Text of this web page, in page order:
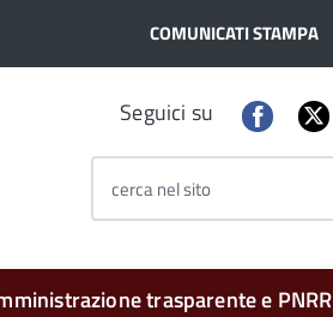
COMUNICATI STAMPA
Seguici su
cerca nel sito
trasparente e PNRR